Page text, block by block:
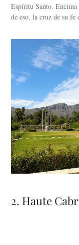
Espíritu Santo. Encima
de eso, la cruz de su fe
2. Haute